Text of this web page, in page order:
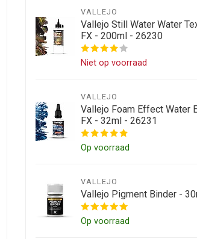
VALLEJO
Vallejo Still Water Water
FX - 200ml - 26230
Niet op voorraad
VALLEJO
Vallejo Foam Effect Water
FX - 32ml - 26231
Op voorraad
VALLEJO
Vallejo Pigment Binder -
Op voorraad